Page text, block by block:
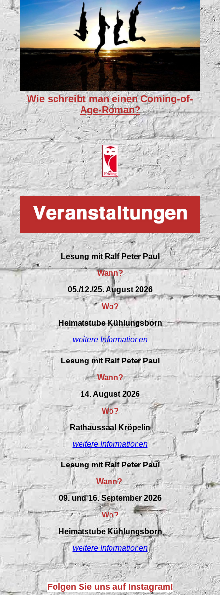
Wie schreibt man einen Coming-of-
Age-Roman?
Lesung mit Ralf Peter Paul
Wann?
05./12./25. August 2026
Wo?
Heimatstube Kühlungsborn
weitere Informationen
Lesung mit Ralf Peter Paul
Wann?
14. August 2026
Wo?
Rathaussaal Kröpelin
weitere Informationen
Lesung mit Ralf Peter Paul
Wann?
09. und 16. September 2026
Wo?
Heimatstube Kühlungsborn
weitere Informationen
Folgen Sie uns auf Instagram!